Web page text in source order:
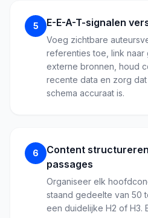
5 E-E-A-T-signalen
Voeg zichtbare
referenties toe, link
externe bronnen, houd
recente data en zorg
schema accuraat is.
6
Content
passages
Organiseer elk
staand gedeelte van 50
een duidelijke H2 of H3.